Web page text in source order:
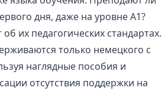
дня, даже на уровне A1?
их педагогических стандартах.
только немецкого с
наглядные пособия и
отсутствия поддержки на